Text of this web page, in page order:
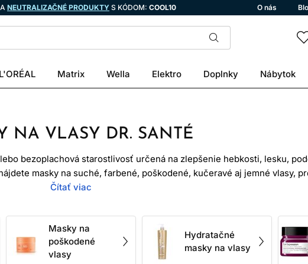
NEUTRALIZAČNÉ PRODUKTY S KÓDOM: COOL10 O nás
L'ORÉAL Matrix Wella Elektro Doplnky Nábytok
NA VLASY DR. SANTÉ
bezoplachová starostlivosť určená na zlepšenie hebkosti, lesku,
masky na suché, farbené, poškodené, kučeravé aj jemné vlasy,
varianty. Správna maska nenahrádza šetrné zaobchádzanie, ale
nedokáže biologicky zregenerovať. Maska však môže doplniť
drsnosť a dočasne zlepšiť pocit pevnosti. Práve preto sa vlasy po
zachytávať, ľahšie rozčesávať a pôsobiť zdravšie.
Čítať viac
Masky na
poškodené
vlasy
Hydratačné
masky na vlasy